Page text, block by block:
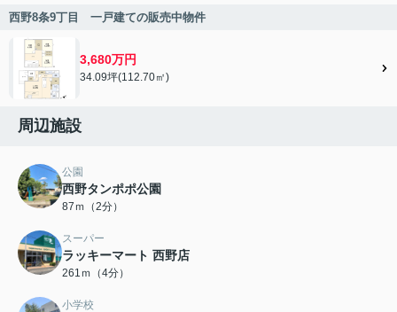
西野8条9丁目 一戸建ての販売中物件
3,680万円
34.09坪(112.70㎡)
周辺施設
公園
西野タンポポ公園
87ｍ（2分）
スーパー
ラッキーマート 西野店
261ｍ（4分）
小学校